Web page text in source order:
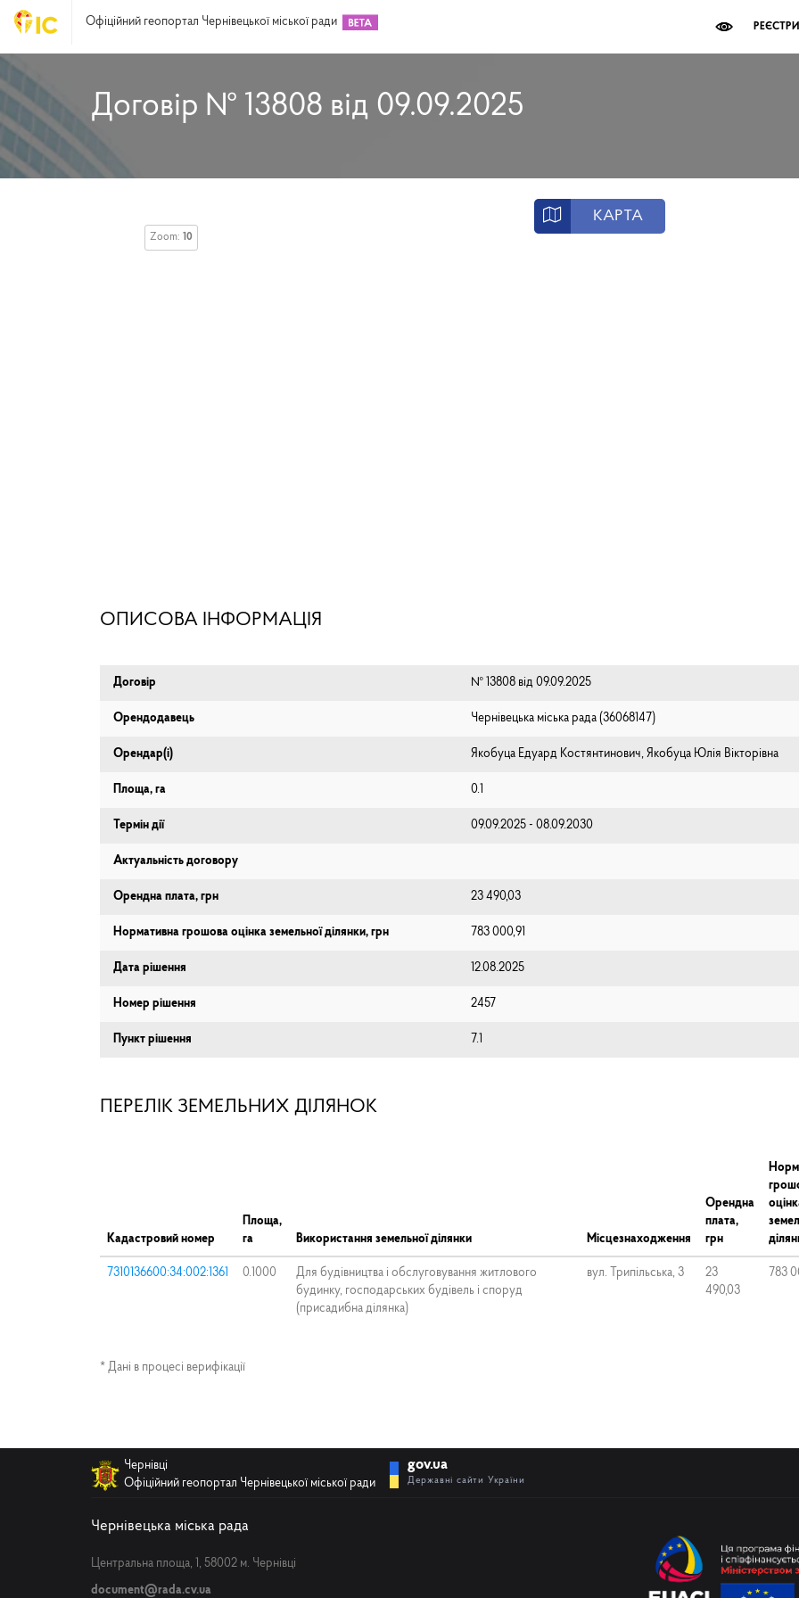
Офіційний геопортал Чернівецької міської ради РЕЄСТРИ
Договір № 13808 від 09.09.2025
КАРТА
Zoom: 10
ОПИСОВА ІНФОРМАЦІЯ
Договір № 13808 від 09.09.2025
Орендодавець Чернівецька міська рада (⁨36068147⁩)
Орендар(і) Якобуца Едуард Костянтинович, Якобуца Юлія Вікторівна
Площа, га 0.1
Термін дії 09.09.2025 - 08.09.2030
Актуальність договору
Орендна плата, грн 23 490,03
Нормативна грошова оцінка земельної ділянки, грн 783 000,91
Дата рішення 12.08.2025
Номер рішення 2457
Пункт рішення 7.1
ПЕРЕЛІК ЗЕМЕЛЬНИХ ДІЛЯНОК
Кадастровий номер
Площа,
га
Використання земельної ділянки Місцезнаходження
Орендна
плата,
грн
7310136600:34:002:1361 0.1000
Для будівництва і обслуговування житлового
будинку, господарських будівель і споруд
(присадибна ділянка)
вул. Трипільська, 3
23
490,03
783
* Дані в процесі верифікації
Чернівці
Офіційний геопортал Чернівецької міської ради
gov.ua
Державні сайти України
Чернівецька міська рада
Центральна площа, 1, 58002 м. Чернівці
document@rada.cv.ua